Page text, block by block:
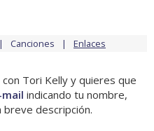
Canciones Enlaces
Tori Kelly y quieres que
indicando tu nombre,
breve descripción.